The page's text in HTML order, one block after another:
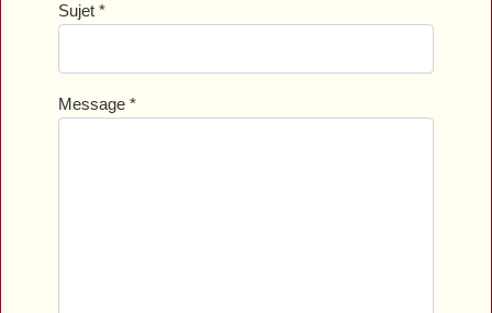
Sujet *
Message *